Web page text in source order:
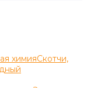
химияСкотчи,